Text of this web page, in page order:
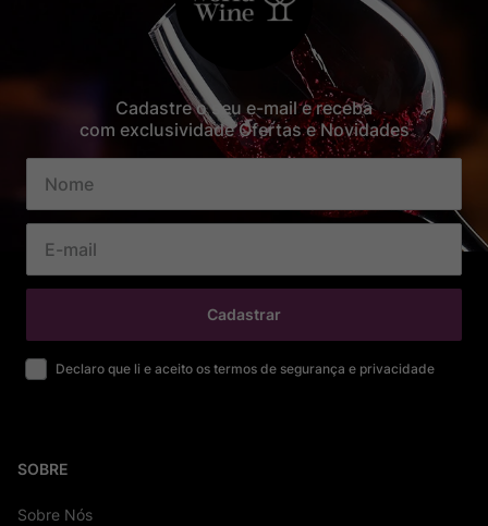
Cadastre o seu e-mail e receba
com exclusividade Ofertas e Novidades
Cadastrar
Declaro que li e aceito os termos de segurança e privacidade
SOBRE
Sobre Nós